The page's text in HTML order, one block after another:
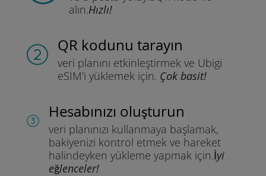
alın.Hızlı!
QR kodunu tarayın
veri planını etkinleştirmek ve Ubigi
eSIM'i yüklemek için. Çok basit!
Hesabınızı oluşturun
veri planınızı kullanmaya başlamak,
bakiyenizi kontrol etmek ve hareket
halindeyken yükleme yapmak için.İyi
eğlenceler!